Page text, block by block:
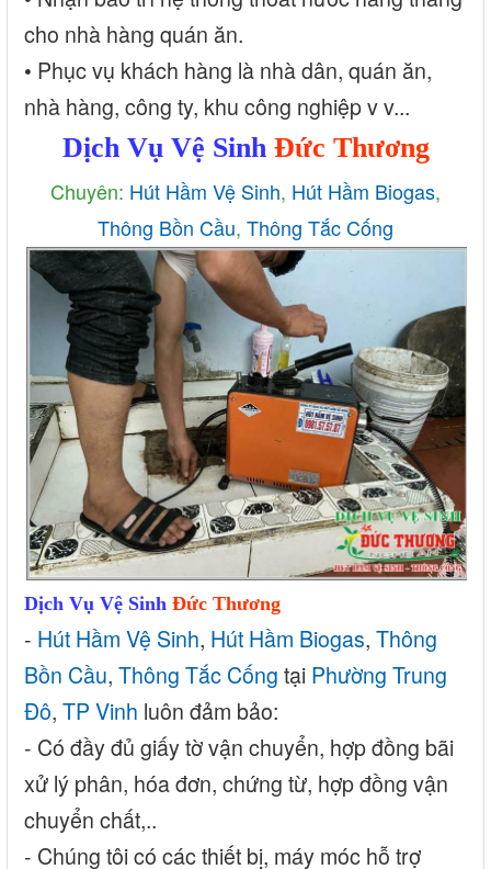
cho nhà hàng quán ăn.
• Phục vụ khách hàng là nhà dân, quán ăn,
nhà hàng, công ty, khu công nghiệp v v...
Dịch Vụ Vệ Sinh Đức Thương
Chuyên: Hút Hầm Vệ Sinh, Hút Hầm Biogas,
Thông Bồn Cầu, Thông Tắc Cống
Dịch Vụ Vệ Sinh Đức Thương
- Hút Hầm Vệ Sinh, Hút Hầm Biogas, Thông
Bồn Cầu, Thông Tắc Cống tại Phường Trung
Đô, TP Vinh luôn đảm bảo:
- Có đầy đủ giấy tờ vận chuyển, hợp đồng bãi
xử lý phân, hóa đơn, chứng từ, hợp đồng vận
chuyển chất,..
- Chúng tôi có các thiết bị, máy móc hỗ trợ